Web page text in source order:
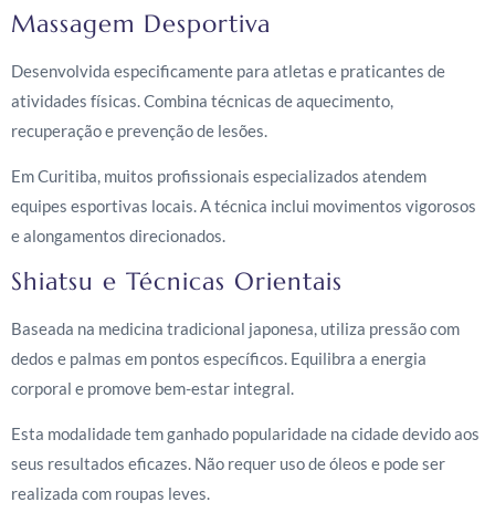
Massagem Desportiva
Desenvolvida especificamente para atletas e praticantes de
atividades físicas. Combina técnicas de aquecimento,
recuperação e prevenção de lesões.
Em Curitiba, muitos profissionais especializados atendem
equipes esportivas locais. A técnica inclui movimentos vigorosos
e alongamentos direcionados.
Shiatsu e Técnicas Orientais
Baseada na medicina tradicional japonesa, utiliza pressão com
dedos e palmas em pontos específicos. Equilibra a energia
corporal e promove bem-estar integral.
Esta modalidade tem ganhado popularidade na cidade devido aos
seus resultados eficazes. Não requer uso de óleos e pode ser
realizada com roupas leves.